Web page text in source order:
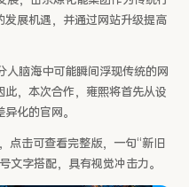
展机遇，并通过网站升级提高
人脑海中可能瞬间浮现传统的网
，本次合作，雍熙将首先从设
化的官网。
击可查看完整版，一句“新旧
文字搭配，具有视觉冲击力。